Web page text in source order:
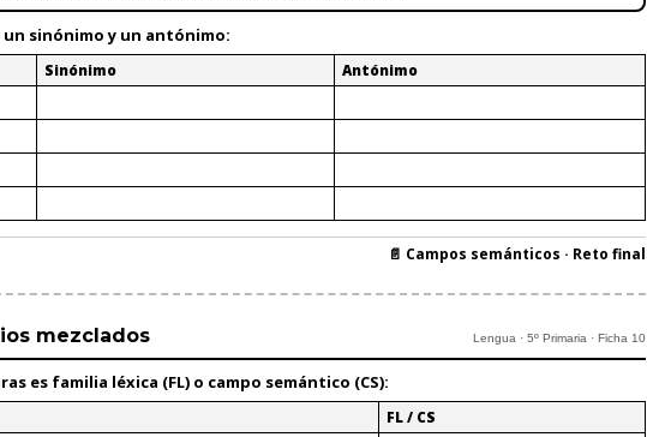
un sinónimoy un antónimo:
Sinónimo Antónimo
📄 Campos semánticos · Reto final
mezclados Lengua · 5º Primaria · Ficha 10
es familia léxica (FL) o campo semántico (CS):
FL / CS